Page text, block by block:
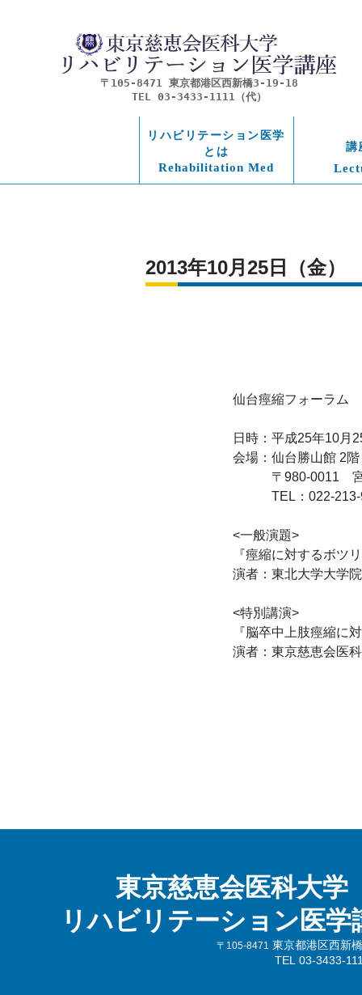
〒105-8471 東京都港区西新橋3-19-18
TEL 03-3433-1111（代）
リハビリテーション医学
とは
Rehabilitation Med
講
2013年10月25日（金）
仙台痙縮フォーラム
日時：平成25年10月
会場：仙台勝山館 2
〒980-0011　宮
TEL：022-213-
<一般演題>
『痙縮に対するボツ
演者：東北大学大学
<特別講演>
『脳卒中上肢痙縮に
演者：東京慈恵会医
東京慈恵会医科大学
リハビリテーション医学
〒105-8471
東京都港区西新
TEL 03-3433-